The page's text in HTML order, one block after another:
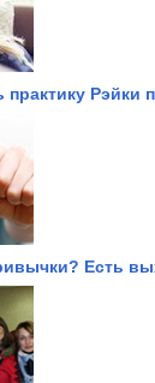
практику Рэйки
Есть